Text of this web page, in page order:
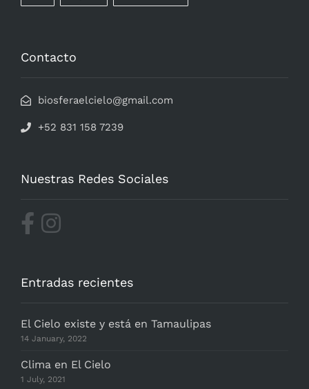
Contacto
biosferaelcielo@gmail.com
+52 831 158 7239
Nuestras Redes Sociales
Entradas recientes
El Cielo existe y está en Tamaulipas
14 January, 2022
Clima en El Cielo
1 July, 2021